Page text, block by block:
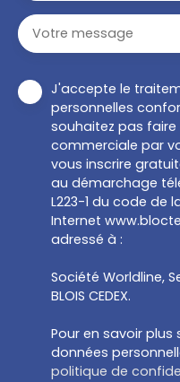
Votre message
J'accepte le
personnelles
souhaitez pas
commerciale par
vous inscrire
au démarchage
L223-1 du code de
Internet
adressé à :
Société Worldline,
BLOIS CEDEX.
Pour en savoir
données
politique de